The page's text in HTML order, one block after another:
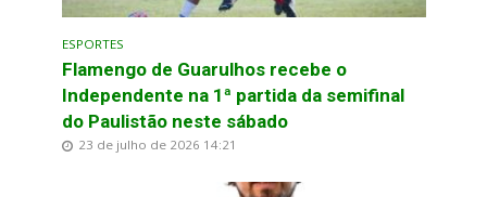
ESPORTES
Flamengo de Guarulhos recebe o
Independente na 1ª partida da semifinal
do Paulistão neste sábado
23 de julho de 2026 14:21